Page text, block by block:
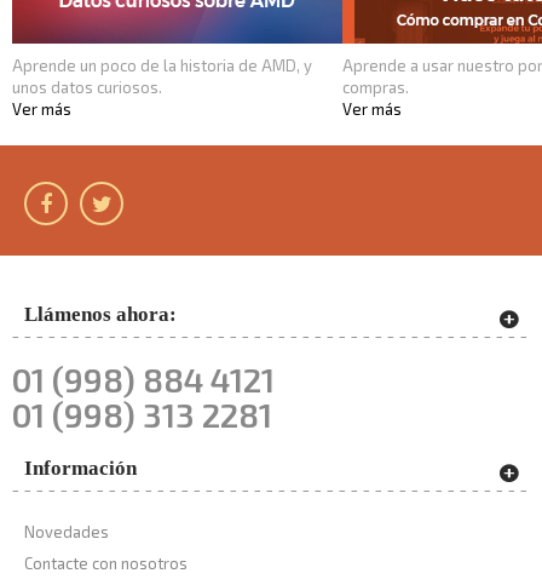
Aprende un poco de la historia de AMD, y
unos datos curiosos.
Ver más
Aprende a usar nuestro
compras.
Ver más
Llámenos ahora:
01 (998) 884 4121
01 (998) 313 2281
Información
Novedades
Contacte con nosotros